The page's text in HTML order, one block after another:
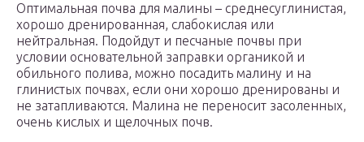
Оптимальная почва для малины – среднесуглинистая,
хорошо дренированная, слабокислая или
нейтральная. Подойдут и песчаные почвы при
условии основательной заправки органикой и
обильного полива, можно посадить малину и на
глинистых почвах, если они хорошо дренированы и
не затапливаются. Малина не переносит засоленных,
очень кислых и щелочных почв.